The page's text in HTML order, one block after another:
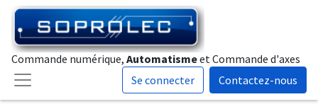
Commande numérique, Automatismeet Commande d'axes
Se connecter
Contactez-nous